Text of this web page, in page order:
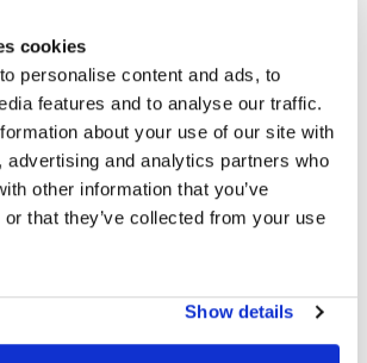
cookies
personalise content and ads, to
features and to analyse our traffic.
about your use of our site with
advertising and analytics partners who
other information that you’ve
that they’ve collected from your use
Show details
Verarbeitung meiner Daten gemäß den